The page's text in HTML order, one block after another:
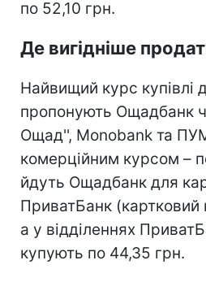
по 52,10 грн.
Де вигідніше
Найвищий курс купівлі
пропонують Ощадбанк
Ощад'', Monobank та
комерційним курсом –
йдуть Ощадбанк для
ПриватБанк (картковий
а у відділеннях
купують по 44,35 грн.